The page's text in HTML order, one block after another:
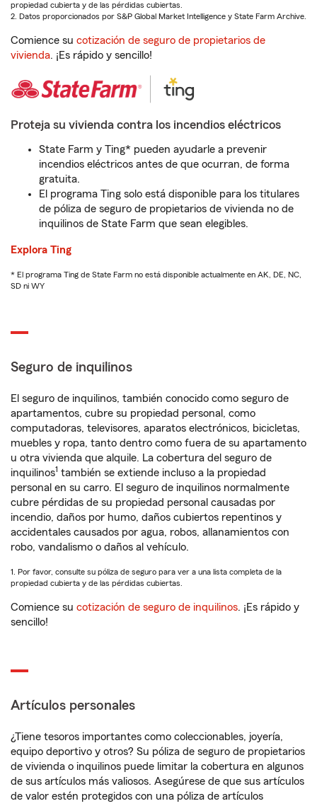
propiedad cubierta y de las pérdidas cubiertas.
2. Datos proporcionados por S&P Global Market Intelligence y State Farm Archive.
Comience su cotización de seguro de propietarios de
vivienda. ¡Es rápido y sencillo!
Proteja su vivienda contra los incendios eléctricos
State Farm y Ting* pueden ayudarle a prevenir
incendios eléctricos antes de que ocurran, de forma
gratuita.
El programa Ting solo está disponible para los titulares
de póliza de seguro de propietarios de vivienda no de
inquilinos de State Farm que sean elegibles.
Explora Ting
* El programa Ting de State Farm no está disponible actualmente en AK, DE, NC,
SD ni WY
Seguro de inquilinos
El seguro de inquilinos, también conocido como seguro de
apartamentos, cubre su propiedad personal, como
computadoras, televisores, aparatos electrónicos, bicicletas,
muebles y ropa, tanto dentro como fuera de su apartamento
u otra vivienda que alquile. La cobertura del seguro de
inquilinos1 también se extiende incluso a la propiedad
personal en su carro. El seguro de inquilinos normalmente
cubre pérdidas de su propiedad personal causadas por
incendio, daños por humo, daños cubiertos repentinos y
accidentales causados por agua, robos, allanamientos con
robo, vandalismo o daños al vehículo.
1. Por favor, consulte su póliza de seguro para ver a una lista completa de la
propiedad cubierta y de las pérdidas cubiertas.
Comience su cotización de seguro de inquilinos. ¡Es rápido y
sencillo!
Artículos personales
¿Tiene tesoros importantes como coleccionables, joyería,
equipo deportivo y otros? Su póliza de seguro de propietarios
de vivienda o inquilinos puede limitar la cobertura en algunos
de sus artículos más valiosos. Asegúrese de que sus artículos
de valor estén protegidos con una póliza de artículos